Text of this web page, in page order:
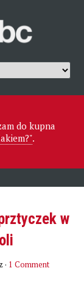
do kupna
.
w
· 1 Comment